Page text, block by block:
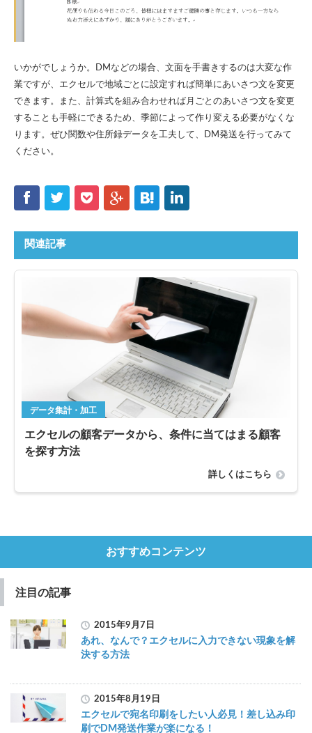
いかがでしょうか。DMなどの場合、文面を手書きするのは大変な作
業ですが、エクセルで地域ごとに設定すれば簡単にあいさつ文を変更
できます。また、計算式を組み合わせれば月ごとのあいさつ文を変更
することも手軽にできるため、季節によって作り変える必要がなくな
ります。ぜひ関数や住所録データを工夫して、DM発送を行ってみて
ください。
f t p g h l
関連記事
データ集計・加工
エクセルの顧客データから、条件に当てはまる顧客
を探す方法
詳しくはこちら
おすすめコンテンツ
注目の記事
2015年9月7日
あれ、なんで？エクセルに入力できない現象を解
決する方法
2015年8月19日
エクセルで宛名印刷をしたい人必見！差し込み印
刷でDM発送作業が楽になる！